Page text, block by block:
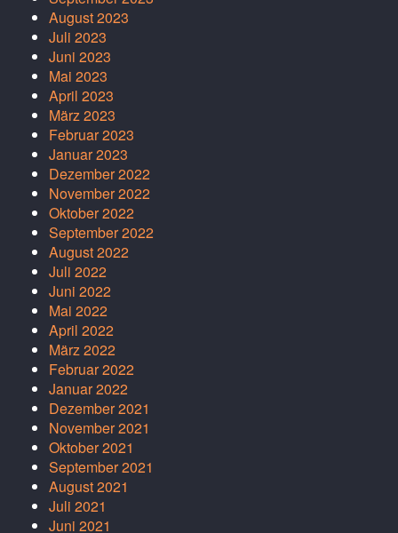
August 2023
Juli 2023
Juni 2023
Mai 2023
April 2023
März 2023
Februar 2023
Januar 2023
Dezember 2022
November 2022
Oktober 2022
September 2022
August 2022
Juli 2022
Juni 2022
Mai 2022
April 2022
März 2022
Februar 2022
Januar 2022
Dezember 2021
November 2021
Oktober 2021
September 2021
August 2021
Juli 2021
Juni 2021